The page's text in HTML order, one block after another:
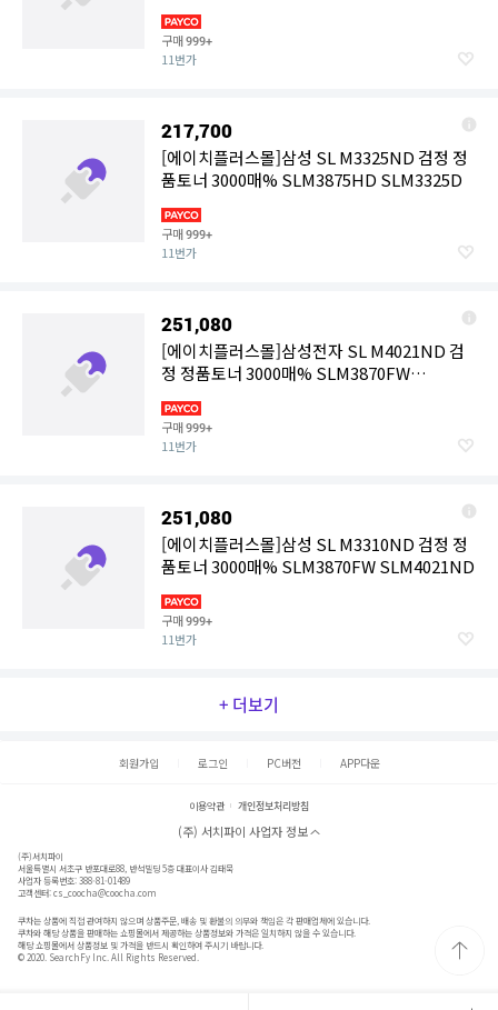
구매999+
11번가
217,700
[에이치플러스몰]삼성 SL M3325ND 검정 정
품토너 3000매% SLM3875HD SLM3325D
구매999+
11번가
251,080
[에이치플러스몰]삼성전자 SL M4021ND 검
정 정품토너 3000매% SLM3870FW
구매999+
11번가
251,080
[에이치플러스몰]삼성 SL M3310ND 검정 정
품토너 3000매% SLM3870FW SLM4021ND
구매999+
11번가
+ 더보기
회원가입 로그인 PC버전 APP다운
이용약관 개인정보처리방침
(주) 서치파이 사업자 정보
(주)서치파이
서울특별시 서초구 반포대로88, 반석빌딩 5층 대표이사 김태묵
사업자 등록번호: 388-81-01489
고객센터:cs_coocha@coocha.com
쿠차는 상품에 직접 관여하지 않으며 상품주문, 배송 및 환불의 의무와 책임은 각 판매업체에 있습니다.
쿠차와 해당 상품을 판매하는 쇼핑몰에서 제공하는 상품정보와 가격은 일치하지 않을 수 있습니다.
해당 쇼핑몰에서 상품정보 및 가격을 반드시 확인하여 주시기 바랍니다.
© 2020. SearchFy Inc. All Rights Reserved.